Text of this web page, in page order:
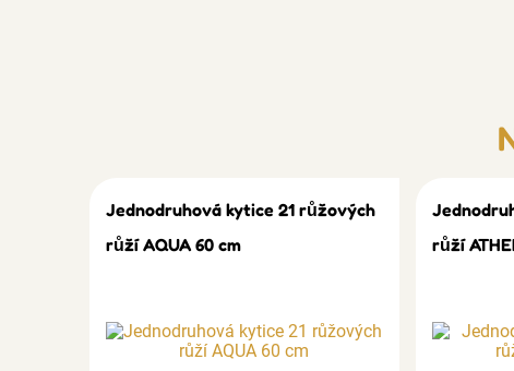
Jednodruhová kytice 21 růžových
růží AQUA 60 cm
růží